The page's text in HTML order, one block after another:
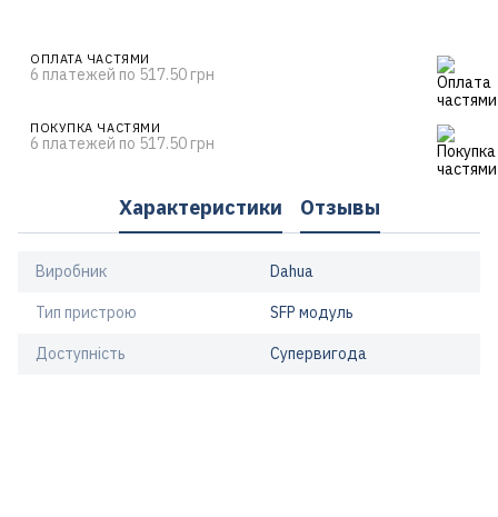
ОПЛАТА ЧАСТЯМИ
6 платежей по 517.50 грн
ПОКУПКА ЧАСТЯМИ
6 платежей по 517.50 грн
Характеристики Отзывы
Виробник Dahua
Тип пристрою SFP модуль
Доступність Супервигода